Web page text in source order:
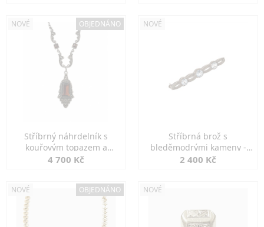
NOVÉ OBJEDNÁNO
Stříbrný náhrdelník s
kouřovým topazem a
markazity
4 700 Kč
NOVÉ
Stříbrná brož s
bleděmodrými kameny -
jemná elegance
2 400 Kč
NOVÉ OBJEDNÁNO NOVÉ